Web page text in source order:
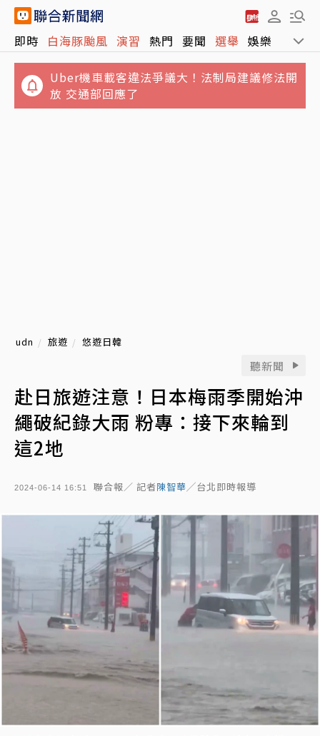
即時 白海豚颱風 演習 熱門 要聞 選舉 娛樂 運動
Uber機車載客違法爭議大！法制局建議修法開
放 交通部回應了
udn 旅遊 悠遊日韓
聽新聞
赴日旅遊注意！日本梅雨季開始沖
繩破紀錄大雨 粉專：接下來輪到
這2地
2024-06-14 16:51 聯合報／ 記者陳智華╱台北即時報導